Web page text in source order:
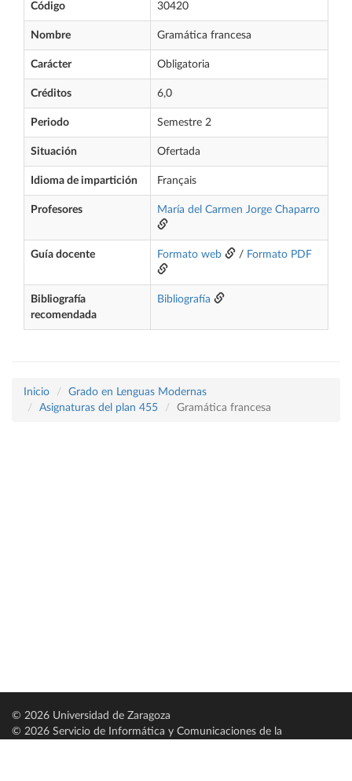
Código 30420
Nombre Gramática francesa
Carácter Obligatoria
Créditos 6,0
Periodo Semestre 2
Situación Ofertada
Idioma de impartición Français
Profesores María del Carmen Jorge Chaparro
Guía docente Formato web / Formato PDF
Bibliografía
recomendada
Bibliografía
Inicio
Grado en Lenguas Modernas
Asignaturas del plan 455
Gramática francesa
© 2026 Universidad de Zaragoza
© 2026 Servicio de Informática y Comunicaciones de la